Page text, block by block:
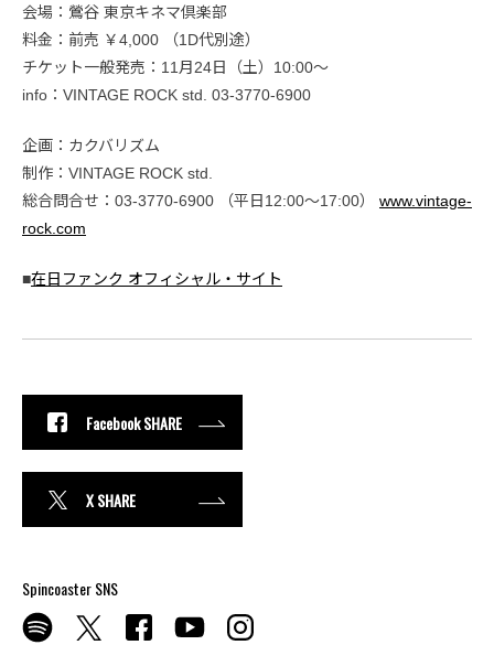
会場：鶯谷 東京キネマ倶楽部
料金：前売 ￥4,000 （1D代別途）
チケット一般発売：11月24日（土）10:00～
info：VINTAGE ROCK std. 03-3770-6900
企画：カクバリズム
制作：VINTAGE ROCK std.
総合問合せ：03-3770-6900 （平日12:00～17:00） www.vintage-
rock.com
■在日ファンク オフィシャル・サイト
Facebook SHARE
X SHARE
Spincoaster SNS